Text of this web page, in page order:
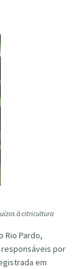
à citricultura
Rio Pardo,
responsáveis por
em